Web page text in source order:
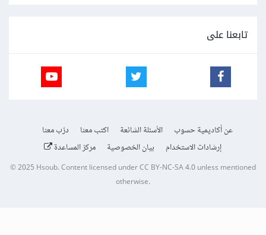
تابعنا على
عن أكاديمية حسوب الأسئلة الشائعة اكتب معنا
درّب معنا
إرشادات الاستخدام
بيان الخصوصية مركز المساعدة
© 2025 Hsoub.Content licensed underCC BY-NC-SA 4.0unless mentioned
otherwise.